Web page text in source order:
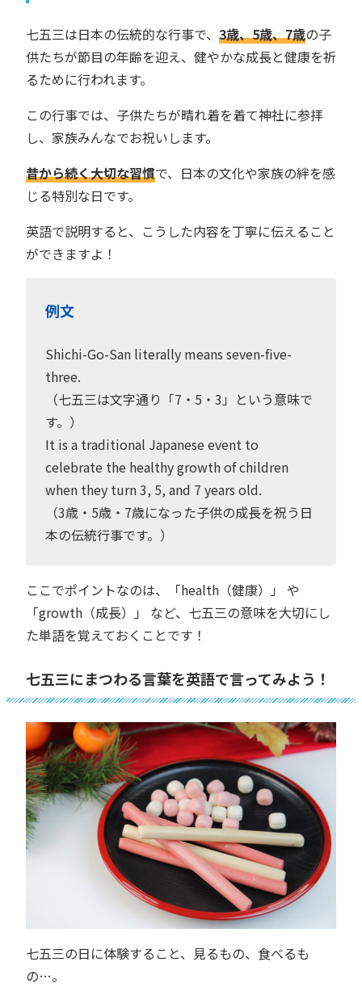
七五三は日本の伝統的な行事で、 3歳、5歳、7歳の子
供たちが節目の年齢を迎え、健やかな成長と健康を祈
るために行われます。
この行事では、子供たちが晴れ着を着て神社に参拝
し、家族みんなでお祝いします。
昔から続く大切な習慣で、日本の文化や家族の絆を感
じる特別な日です。
英語で説明すると、こうした内容を丁寧に伝えること
ができますよ！
例文
Shichi-Go-San literally means seven-five-
three.
（七五三は文字通り「7・5・3」という意味で
す。）
It is a traditional Japanese event to
celebrate the healthy growth of children
when they turn 3, 5, and 7 years old.
（3歳・5歳・7歳になった子供の成長を祝う日
本の伝統行事です。）
ここでポイントなのは、「health（健康）」 や
「growth（成長）」 など、七五三の意味を大切にし
た単語を覚えておくことです！
七五三にまつわる言葉を英語で言ってみよう！
七五三の日に体験すること、見るもの、食べるも
の…。